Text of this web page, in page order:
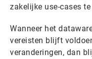
zakelijke use-cases
Wanneer het
vereisten blijft
veranderingen, dan